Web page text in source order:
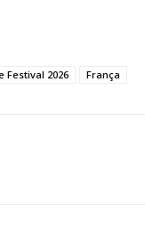
Festival 2026 França